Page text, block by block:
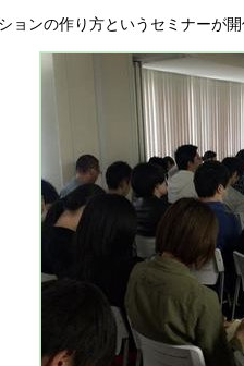
ョンの作り方というセミナー